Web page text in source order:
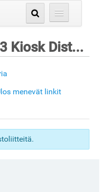
MATHEMA 3 Kiosk Distribution Process
menevät linkit